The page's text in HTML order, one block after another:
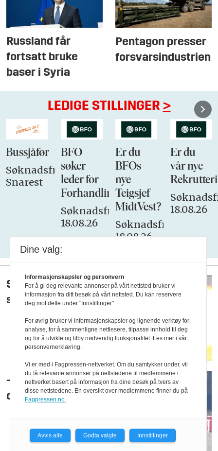
Russland får
fortsatt bruke
baser i Syria
Pentagon presser
forsvarsindustrien
LEDIGE STILLINGER >
Bussjåfør
Søknadsfrist:
Snarest
BFO
søker
leder for
Forhandlingsutvalget
Søknadsfrist:
18.08.26
Er du
BFOs
nye
Teigsjef
MidtVest?
Søknadsfrist:
18.08.26
Er du
vår nye
18.08.26
Smeller nytt liv i
superkanon
– Hybridkrig er blitt
dagligdags
Dine valg:
Informasjonskapsler og personvern
For å gi deg relevante annonser på vårt nettsted bruker vi
informasjon fra ditt besøk på vårt nettsted. Du kan reservere
deg mot dette under "Innstillinger".
For øvrig bruker vi informasjonskapsler og lignende verktøy for
analyse, for å sammenligne nettlesere, tilpasse innhold til deg
og for å utvikle og tilby nødvendig funksjonalitet. Les mer i vår
personvernerklæring.
Vi er med i Fagpressen-nettverket. Om du samtykker under, vil
du få relevante annonser på nettstedene til medlemmene i
nettverket basert på informasjon fra dine besøk på tvers av
disse nettstedene. En oversikt over medlemmene finner du på
Fagpressen.no.
Avvis alle Godta valgte Innstillinger